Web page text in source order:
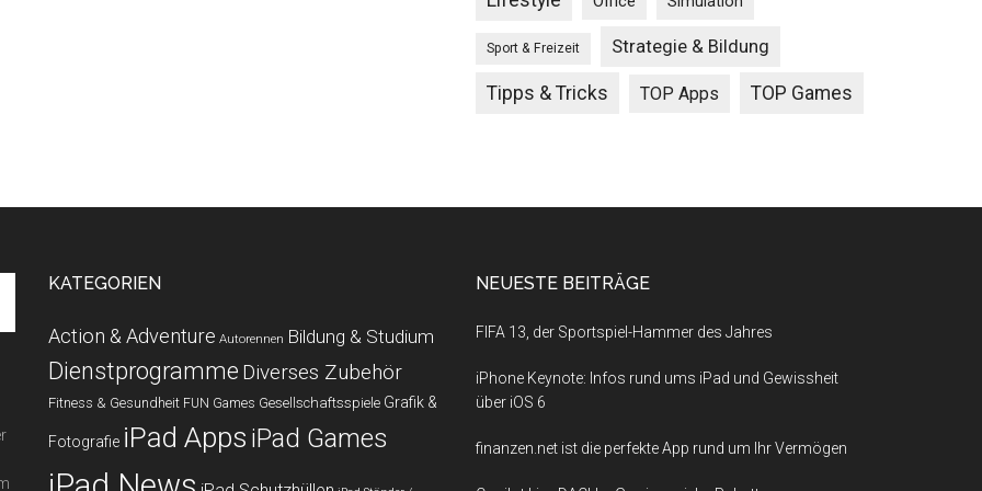
Sport & Freizeit Strategie & Bildung
Tipps & Tricks TOP Apps TOP Games
KATEGORIEN
Action & Adventure Autorennen Bildung & Studium
Dienstprogramme Diverses Zubehör
Fitness & Gesundheit FUN Games Gesellschaftsspiele Grafik &
Fotografie iPad Apps iPad Games
NEUESTE BEITRÄGE
FIFA 13, der Sportspiel-Hammer des Jahres
iPhone Keynote: Infos rund ums iPad und Gewissheit
über iOS 6
finanzen.net ist die perfekte App rund um Ihr Vermögen